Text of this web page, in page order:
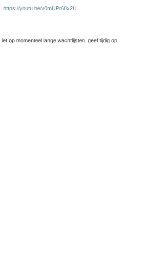
https://youtu.be/v0mUPr68x2U
let op momenteel lange wachtlijsten. geef tijdig op.